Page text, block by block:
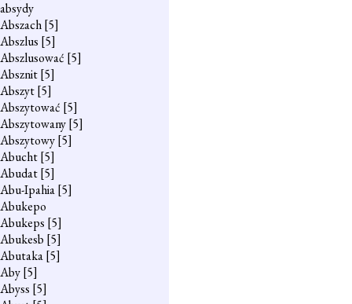
absydy
Abszach[5]
Abszlus [5]
Abszlusować [5]
Absznit[5]
Abszyt[5]
Abszytować [5]
Abszytowany[5]
Abszytowy[5]
Abucht[5]
Abudat[5]
Abu-Ipahia[5]
Abukepo
Abukeps [5]
Abukesb [5]
Abutaka[5]
Aby[5]
Abyss [5]